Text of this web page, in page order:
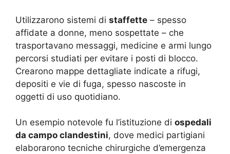
Utilizzarono sistemi di staffette – spesso
affidate a donne, meno sospettate – che
trasportavano messaggi, medicine e armi lungo
percorsi studiati per evitare i posti di blocco.
Crearono mappe dettagliate indicate a rifugi,
depositi e vie di fuga, spesso nascoste in
oggetti di uso quotidiano.
Un esempio notevole fu l’istituzione di ospedali
da campo clandestini, dove medici partigiani
elaborarono tecniche chirurgiche d’emergenza